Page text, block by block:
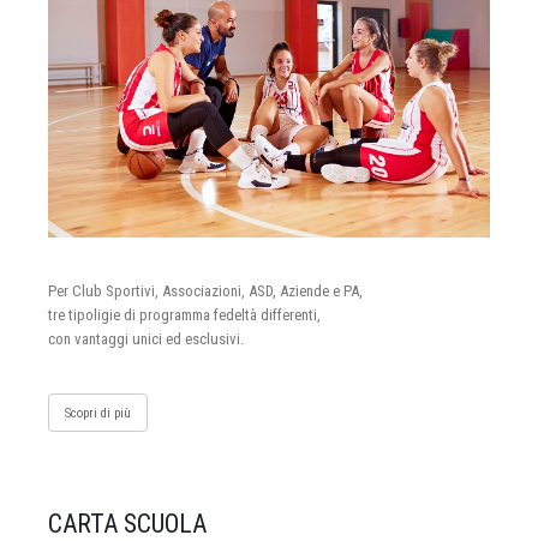
Per Club Sportivi, Associazioni, ASD, Aziende e PA,
tre tipoligie di programma fedeltà differenti,
con vantaggi unici ed esclusivi.
Scopri di più
CARTA SCUOLA